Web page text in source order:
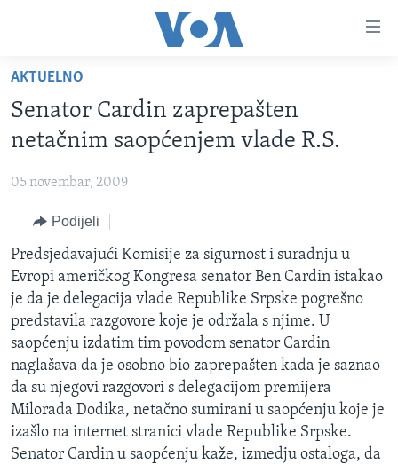
glavni
sadržaj
na
glavnu
pretragu
VIJESTI
SJEDINJENE AMERIČKE DRŽAVE
BOSNA I HERCEGOVINA
SVIJET
NAUKA I TEHNOLOGIJA
SPECIJALNI PROJEKTI
KORUPCIJA
SLOBODA MEDIJA
ŽENSKA STRANA
IZBJEGLIČKA STRANA
MAGAZIN
O GLASU AMERIKE
AKTUELNO
Senator Cardin zaprepašten
netačnim saopćenjem vlade R.S.
05 novembar, 2009
Podijeli
Predsjedavajući Komisije za sigurnost i suradnju u
Evropi američkog Kongresa senator Ben Cardin istakao
je da je delegacija vlade Republike Srpske pogrešno
predstavila razgovore koje je održala s njime. U
saopćenju izdatim tim povodom senator Cardin
naglašava da je osobno bio zaprepašten kada je saznao
da su njegovi razgovori s delegacijom premijera
Milorada Dodika, netačno sumirani u saopćenju koje je
izašlo na internet stranici vlade Republike Srpske.
Senator Cardin u saopćenju kaže, izmedju ostaloga, da